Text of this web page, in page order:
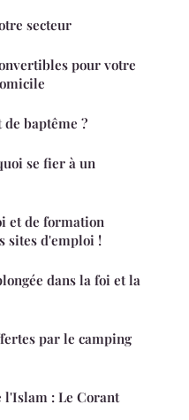
secteur
pour votre
baptême ?
se fier à un
et de formation
sites d'emploi !
dans la foi et la
par le camping
: Le Corant